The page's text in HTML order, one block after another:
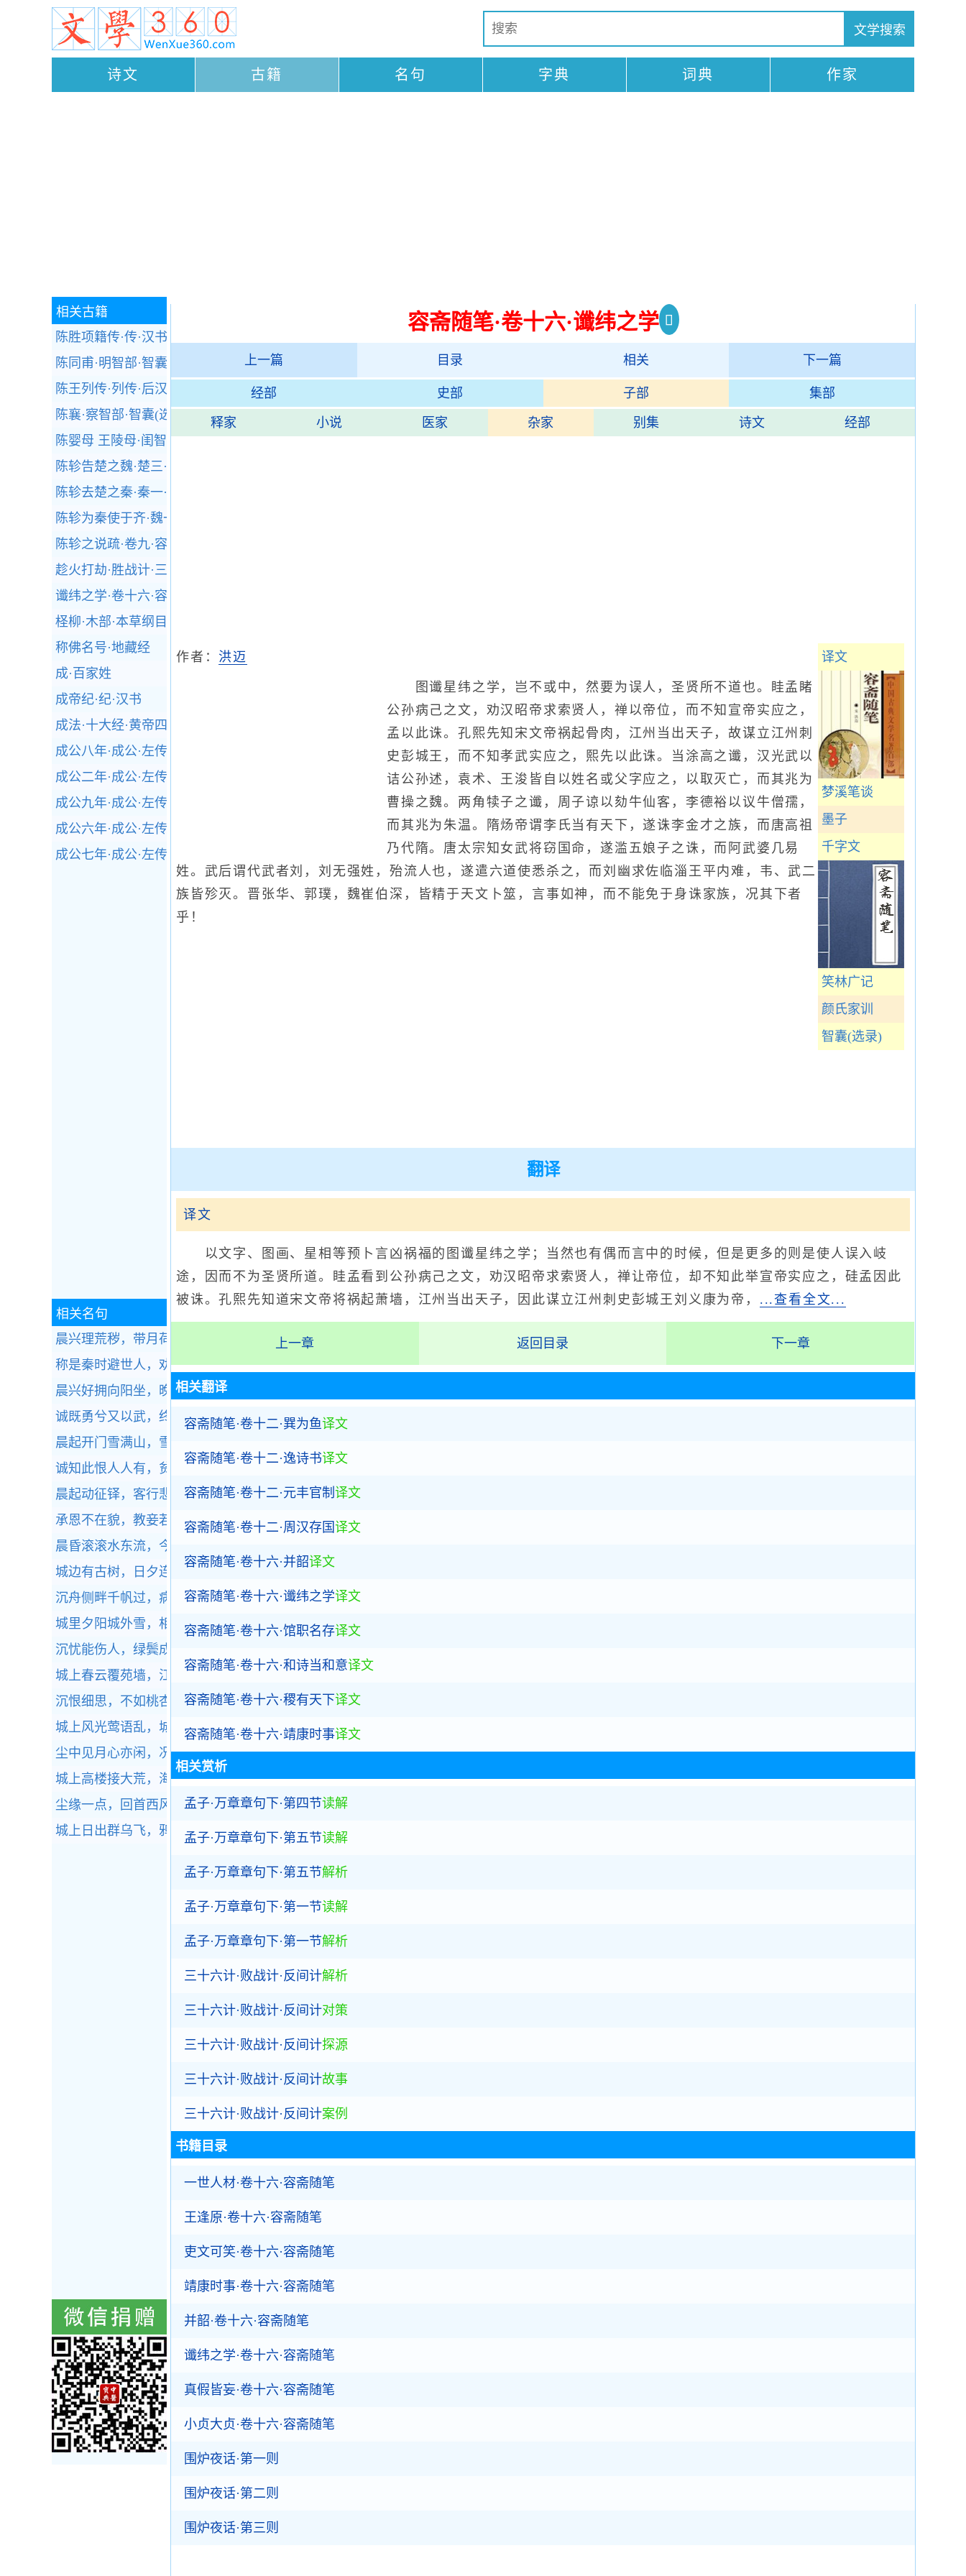
诗文 古籍 名句 字典 词典 作家
容斋随笔·卷十六·谶纬之学
上一篇 目录 相关 下一篇
经部 史部 子部 集部
释家 小说 医家 杂家 别集 诗文 经部
译文
梦溪笔谈
墨子
千字文
笑林广记
颜氏家训
智囊(选录)
作者： 洪迈
图谶星纬之学，岂不或中，然要为误人，圣贤所不道也。眭孟睹
公孙病己之文，劝汉昭帝求索贤人，禅以帝位，而不知宣帝实应之，
孟以此诛。孔熙先知宋文帝祸起骨肉，江州当出天子，故谋立江州刺
史彭城王，而不知孝武实应之，熙先以此诛。当涂高之谶，汉光武以
诘公孙述，袁术、王浚皆自以姓名或父字应之，以取灭亡，而其兆为
曹操之魏。两角犊子之谶，周子谅以劾牛仙客，李德裕以议牛僧孺，
而其兆为朱温。隋炀帝谓李氏当有天下，遂诛李金才之族，而唐高祖
乃代隋。唐太宗知女武将窃国命，遂滥五娘子之诛，而阿武婆几易
姓。武后谓代武者刘，刘无强姓，殆流人也，遂遣六道使悉杀之，而刘幽求佐临淄王平内难，韦、武二
族皆殄灭。晋张华、郭璞，魏崔伯深，皆精于天文卜筮，言事如神，而不能免于身诛家族，况其下者
乎！
翻译
译文
以文字、图画、星相等预卜言凶祸福的图谶星纬之学；当然也有偶而言中的时候，但是更多的则是使人误入岐
途，因而不为圣贤所道。眭孟看到公孙病己之文，劝汉昭帝求索贤人，禅让帝位，却不知此举宣帝实应之，硅孟因此
被诛。孔熙先知道宋文帝将祸起萧墙，江州当出天子，因此谋立江州刺史彭城王刘义康为帝， ...查看全文...
上一章 返回目录 下一章
相关翻译
容斋随笔·卷十二·巽为鱼译文
容斋随笔·卷十二·逸诗书译文
容斋随笔·卷十二·元丰官制 译文
容斋随笔·卷十二·周汉存国译文
容斋随笔·卷十六·并韶译文
容斋随笔·卷十六·谶纬之学译文
容斋随笔·卷十六·馆职名存译文
容斋随笔·卷十六·和诗当和意译文
容斋随笔·卷十六·稷有天下译文
容斋随笔·卷十六·靖康时事译文
相关赏析
孟子·万章章句下·第四节读解
孟子·万章章句下·第五节读解
孟子·万章章句下·第五节解析
孟子·万章章句下·第一节读解
孟子·万章章句下·第一节解析
三十六计·败战计·反间计解析
三十六计·败战计·反间计对策
三十六计·败战计·反间计探源
三十六计·败战计·反间计故事
三十六计·败战计·反间计案例
书籍目录
一世人材·卷十六·容斋随笔
王逢原·卷十六·容斋随笔
吏文可笑·卷十六·容斋随笔
靖康时事·卷十六·容斋随笔
并韶·卷十六·容斋随笔
谶纬之学·卷十六·容斋随笔
真假皆妄·卷十六·容斋随笔
小贞大贞·卷十六·容斋随笔
围炉夜话·第一则
围炉夜话·第二则
围炉夜话·第三则
相关古籍
陈胜项籍传·传·汉书
陈同甫·明智部·智囊(选录)
陈王列传·列传·后汉书
陈襄·察智部·智囊(选录)
陈婴母 王陵母·闺智部·智囊(选录)
陈轸告楚之魏·楚三·战国策
陈轸去楚之秦·秦一·战国策
陈轸为秦使于齐·魏一·战国策
陈轸之说疏·卷九·容斋随笔
趁火打劫·胜战计·三十六计
谶纬之学·卷十六·容斋随笔
柽柳·木部·本草纲目
称佛名号·地藏经
成·百家姓
成帝纪·纪·汉书
成法·十大经·黄帝四经
成公八年·成公·左传
成公二年·成公·左传
成公九年·成公·左传
成公六年·成公·左传
成公七年·成公·左传
相关名句
晨兴理荒秽，带月荷锄归。
称是秦时避世人，劝酒相欢不知老。全诗赏析
晨兴好拥向阳坐，晚出宜披踏雪行。
诚既勇兮又以武，终刚强兮不可凌。 全诗赏析
晨起开门雪满山，雪睛云淡日光寒。
诚知此恨人人有，贫贱夫妻百事哀。
全诗赏析
晨起动征铎，客行悲故乡。全诗赏析
承恩不在貌，教妾若为容。全诗赏析
晨昏滚滚水东流，今古悠悠日西坠。
城边有古树，日夕连秋声。全诗赏析
沉舟侧畔千帆过，病树前头万木春。全诗赏析
城里夕阳城外雪，相将十里异阴晴。 全诗赏析
沉忧能伤人，绿鬓成霜蓬。
城上春云覆苑墙，江亭晚色静年芳。 全诗赏析
沉恨细思，不如桃杏，犹解嫁东风。全诗赏析
城上风光莺语乱，城下烟波春拍岸。 全诗赏析
尘中见月心亦闲，况是清秋仙府间。全诗赏析
城上高楼接大荒，海天愁思正茫茫。全诗赏析
尘缘一点，回首西风又陈迹。全诗赏析
城上日出群乌飞，鸦鸦争赴朝阳枝。全诗赏析